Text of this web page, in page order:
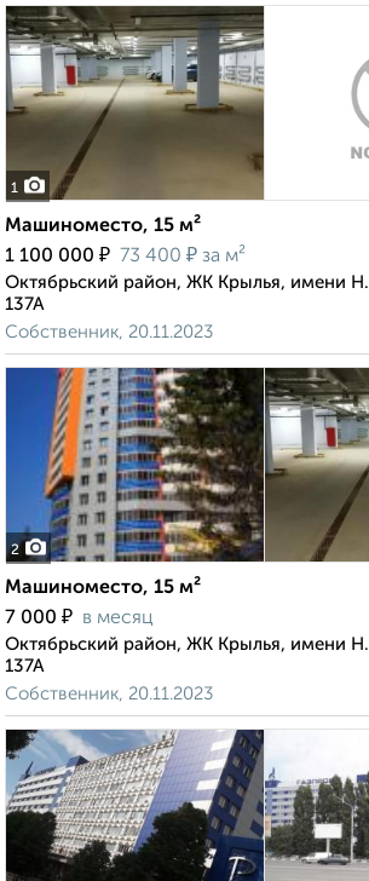
1
Машиноместо, 15 м²
1 100 000 ₽ 73 400 ₽ за м²
Октябрьский район, ЖК Крылья, имени
137А
Собственник, 20.11.2023
2
Машиноместо, 15 м²
7 000 ₽ в месяц
Октябрьский район, ЖК Крылья, имени
137А
Собственник, 20.11.2023